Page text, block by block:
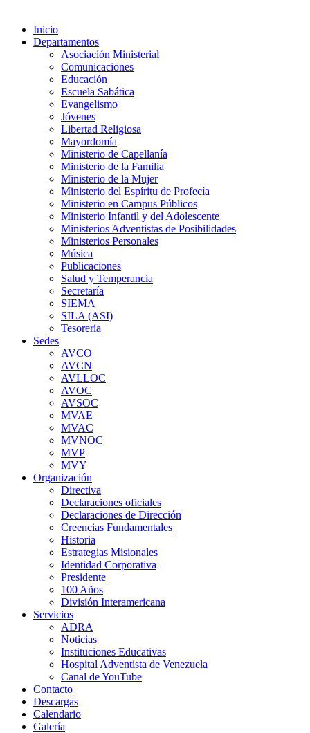
Inicio
Departamentos
Asociación Ministerial
Comunicaciones
Educación
Escuela Sabática
Evangelismo
Jóvenes
Libertad Religiosa
Mayordomía
Ministerio de Capellanía
Ministerio de la Familia
Ministerio de la Mujer
Ministerio del Espíritu de Profecía
Ministerio en Campus Públicos
Ministerio Infantil y del Adolescente
Ministerios Adventistas de Posibilidades
Ministerios Personales
Música
Publicaciones
Salud y Temperancia
Secretaría
SIEMA
SILA (ASI)
Tesorería
Sedes
AVCO
AVCN
AVLLOC
AVOC
AVSOC
MVAE
MVAC
MVNOC
MVP
MVY
Organización
Directiva
Declaraciones oficiales
Declaraciones de Dirección
Creencias Fundamentales
Historia
Estrategias Misionales
Identidad Corporativa
Presidente
100 Años
División Interamericana
Servicios
ADRA
Noticias
Instituciones Educativas
Hospital Adventista de Venezuela
Canal de YouTube
Contacto
Descargas
Calendario
Galería